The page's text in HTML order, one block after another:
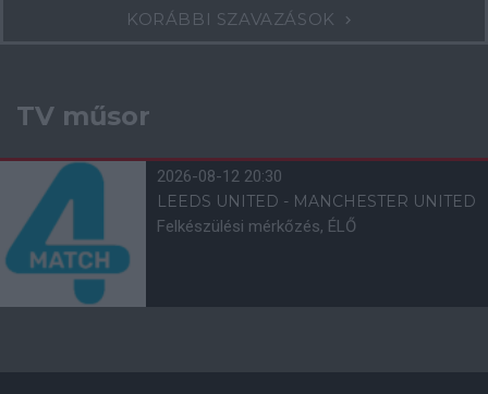
KORÁBBI SZAVAZÁSOK
TV műsor
2026-08-12 20:30
LEEDS UNITED - MANCHESTER UNITED
Felkészülési mérkőzés, ÉLŐ